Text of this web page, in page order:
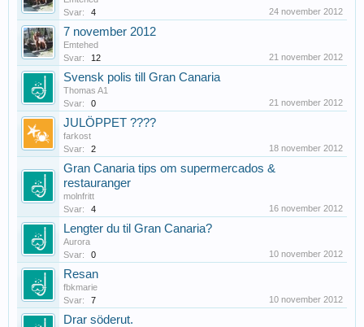
Svar:
4 24 november 2012
7 november 2012
Emtehed
Svar:
12 21 november 2012
Svensk polis till Gran Canaria
Thomas A1
Svar:
0 21 november 2012
JULÖPPET ????
farkost
Svar:
2 18 november 2012
Gran Canaria tips om supermercados &
restauranger
molnfritt
Svar:
4 16 november 2012
Lengter du til Gran Canaria?
Aurora
Svar:
0 10 november 2012
Resan
fbkmarie
Svar:
7 10 november 2012
Drar söderut.